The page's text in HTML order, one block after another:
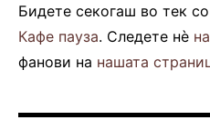
Бидете секогаш во тек
Кафе пауза. Следете нè
фанови на нашата